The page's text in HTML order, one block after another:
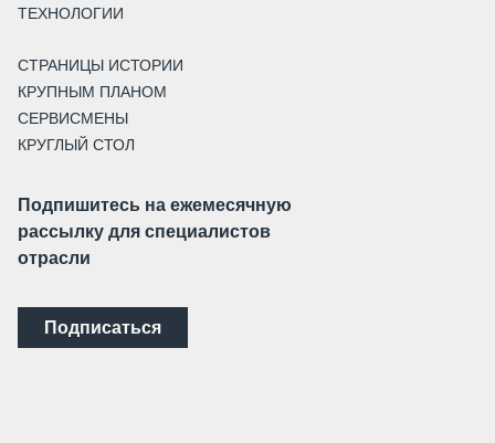
ТЕХНОЛОГИИ
СТРАНИЦЫ ИСТОРИИ
КРУПНЫМ ПЛАНОМ
СЕРВИСМЕНЫ
КРУГЛЫЙ СТОЛ
Подпишитесь на ежемесячную
рассылку для специалистов
отрасли
Подписаться